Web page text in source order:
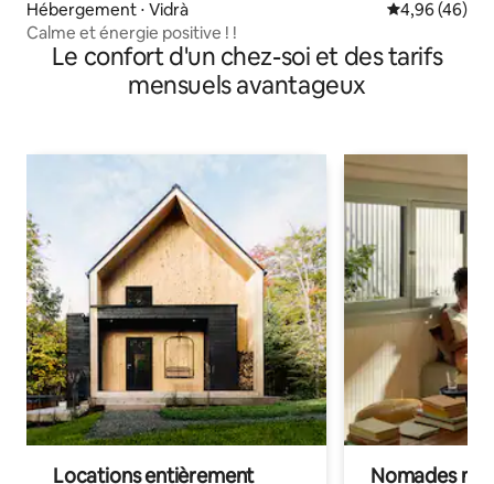
Hébergement ⋅ Vidrà Évaluation
4,96 (46)
Calme et énergie positive ! !
Le confort d'un chez-soi et des tarifs
mensuels avantageux
Locations entièrement
Nomades